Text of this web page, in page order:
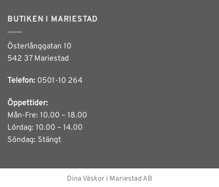
BUTIKEN I MARIESTAD
Österlånggatan 10
542 37 Mariestad
Telefon: 0501-10 264
Öppettider:
Mån-Fre: 10.00 – 18.00
Lördag: 10.00 – 14.00
Söndag: Stängt
Dina Väskor i Mariestad AB